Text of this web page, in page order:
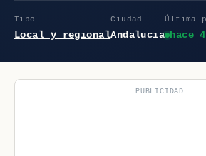
Tipo
Local y regional
Ciudad
Andalucia
Última
hace
PUBLICIDAD